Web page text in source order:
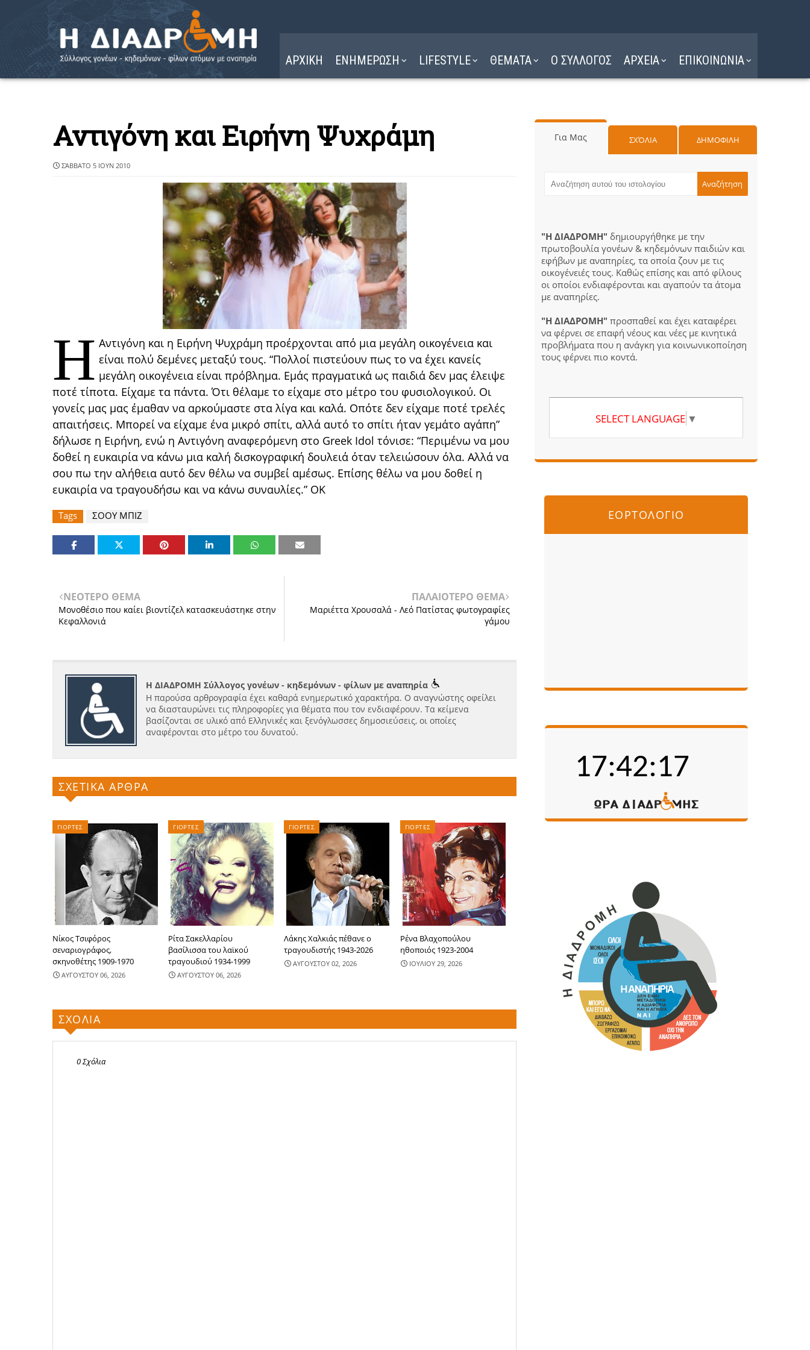
ΑΡΧΙΚΗ ΕΝΗΜΕΡΩΣΗ LIFESTYLE ΘΕΜΑΤΑ Ο ΣΥΛΛΟΓΟΣ ΑΡΧΕΙΑ ΕΠΙΚΟΙΝΩΝΙΑ
Αντιγόνη και Ειρήνη Ψυχράμη
ΣΆΒΒΑΤΟ 5 ΙΟΥΝ 2010
Η Αντιγόνη και η Ειρήνη Ψυχράμη προέρχονται από μια μεγάλη οικογένεια και
είναι πολύ δεμένες μεταξύ τους. “Πολλοί πιστεύουν πως το να έχει κανείς
μεγάλη οικογένεια είναι πρόβλημα. Εμάς πραγματικά ως παιδιά δεν μας έλειψε
ποτέ τίποτα. Είχαμε τα πάντα. Ότι θέλαμε το είχαμε στο μέτρο του φυσιολογικού. Οι
γονείς μας μας έμαθαν να αρκούμαστε στα λίγα και καλά. Οπότε δεν είχαμε ποτέ τρελές
απαιτήσεις. Μπορεί να είχαμε ένα μικρό σπίτι, αλλά αυτό το σπίτι ήταν γεμάτο αγάπη”
δήλωσε η Ειρήνη, ενώ η Αντιγόνη αναφερόμενη στο Greek Idol τόνισε: “Περιμένω να μου
δοθεί η ευκαιρία να κάνω μια καλή δισκογραφική δουλειά όταν τελειώσουν όλα. Αλλά να
σου πω την αλήθεια αυτό δεν θέλω να συμβεί αμέσως. Επίσης θέλω να μου δοθεί η
ευκαιρία να τραγουδήσω και να κάνω συναυλίες.” OK
Tags ΣΟΟΥ ΜΠΙΖ
ΝΕΟΤΕΡΟ ΘΕΜΑ
Μονοθέσιο που καίει βιοντίζελ κατασκευάστηκε στην
Κεφαλλονιά
ΠΑΛΑΙΟΤΕΡΟ ΘΕΜΑ
Μαριέττα Χρουσαλά - Λεό Πατίστας φωτογραφίες
γάμου
Η ΔΙΑΔΡΟΜΗ Σύλλογος γονέων - κηδεμόνων - φίλων με αναπηρία
Η παρούσα αρθρογραφία έχει καθαρά ενημερωτικό χαρακτήρα. Ο αναγνώστης οφείλει
να διασταυρώνει τις πληροφορίες για θέματα που τον ενδιαφέρουν. Τα κείμενα
βασίζονται σε υλικό από Ελληνικές και ξενόγλωσσες δημοσιεύσεις, οι οποίες
αναφέρονται στο μέτρο του δυνατού.
ΣΧΕΤΙΚΑ ΑΡΘΡΑ
ΓΙΟΡΤΕΣ
Νίκος Τσιφόρος
σεναριογράφος,
σκηνοθέτης 1909-1970
ΑΥΓΟΥΣΤΟΥ 06, 2026
ΓΙΟΡΤΕΣ
Ρίτα Σακελλαρίου
βασίλισσα του λαϊκού
τραγουδιού 1934-1999
ΑΥΓΟΥΣΤΟΥ 06, 2026
ΓΙΟΡΤΕΣ
Λάκης Χαλκιάς πέθανε ο
τραγουδιστής 1943-2026
ΑΥΓΟΥΣΤΟΥ 02, 2026
ΓΙΟΡΤΕΣ
Ρένα Βλαχοπούλου
ηθοποιός 1923-2004
ΙΟΥΛΙΟΥ 29, 2026
ΣΧΟΛΙΑ
0 Σχόλια
Για Μας ΣΧΌΛΙΑ ΔΗΜΟΦΙΛΗ
"Η ΔΙΑΔΡΟΜΗ" δημιουργήθηκε με την
πρωτοβουλία γονέων & κηδεμόνων παιδιών και
εφήβων με αναπηρίες, τα οποία ζουν με τις
οικογένειές τους. Καθώς επίσης και από φίλους
οι οποίοι ενδιαφέρονται και αγαπούν τα άτομα
με αναπηρίες.
"Η ΔΙΑΔΡΟΜΗ" προσπαθεί και έχει καταφέρει
να φέρνει σε επαφή νέους και νέες με κινητικά
προβλήματα που η ανάγκη για κοινωνικοποίηση
τους φέρνει πιο κοντά.
SELECT LANGUAGE ▼
ΕΟΡΤΟΛΟΓΙΟ